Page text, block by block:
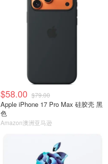
$58.00 $79.00
Apple iPhone 17 Pro Max 硅胶壳 黑
色
Amazon澳洲亚马逊